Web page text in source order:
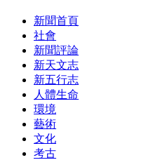
新聞首頁
社會
新聞評論
新天文志
新五行志
人體生命
環境
藝術
文化
考古